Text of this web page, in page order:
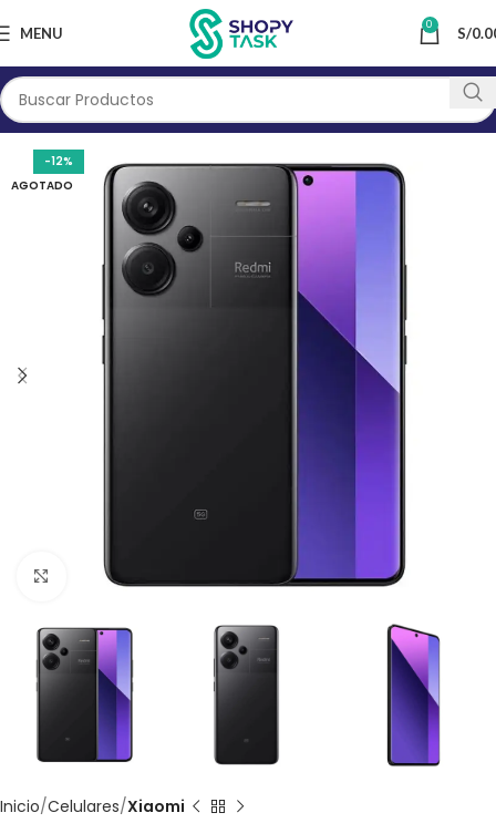
MENU 0 S/
-12%
AGOTADO
Click to enlarge
Inicio Celulares Xiaomi